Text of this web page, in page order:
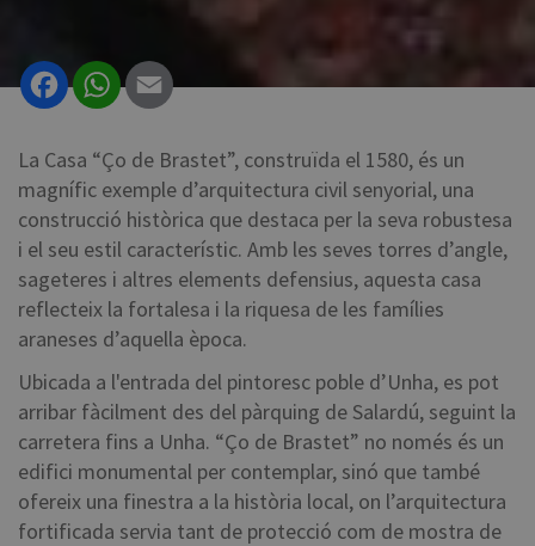
FacebookWhatsApp
La Casa “Ço de Brastet”, construïda el 1580, és un
magnífic exemple d’arquitectura civil senyorial, una
construcció històrica que destaca per la seva robustesa
i el seu estil característic. Amb les seves torres d’angle,
sageteres i altres elements defensius, aquesta casa
reflecteix la fortalesa i la riquesa de les famílies
araneses d’aquella època.
Ubicada a l'entrada del pintoresc poble d’Unha, es pot
arribar fàcilment des del pàrquing de Salardú, seguint la
carretera fins a Unha. “Ço de Brastet” no només és un
edifici monumental per contemplar, sinó que també
ofereix una finestra a la història local, on l’arquitectura
fortificada servia tant de protecció com de mostra de